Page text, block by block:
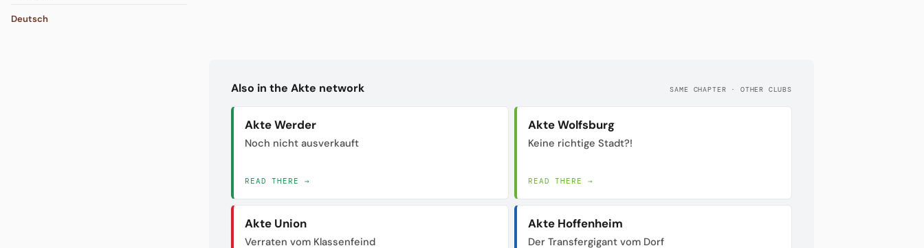
Deutsch
Also in the Akte network SAME CHAPTER · OTHER CLUBS
Akte Werder
Noch nicht ausverkauft
READ THERE →
Akte Wolfsburg
Keine richtige Stadt?!
READ THERE →
Akte Union
Verraten vom Klassenfeind
Akte Hoffenheim
Der Transfergigant vom Dorf